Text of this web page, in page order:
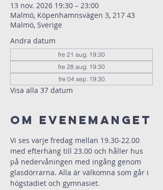
13 nov. 2026 19:30 – 23:00
Malmö, Köpenhamnsvägen 3, 217 43
Malmö, Sverige
Andra datum
fre 21 aug. 19:30
fre 28 aug. 19:30
fre 04 sep. 19:30
Visa alla 37 datum
Om evenemanget
Vi ses varje fredag mellan 19.30-22.00
med efterhäng till 23.00 och håller hus
på nedervåningen med ingång genom
glasdörrarna. Alla är välkomna som går i
högstadiet och gymnasiet.